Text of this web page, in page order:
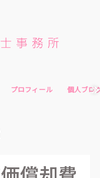
プロフィール 個人ブロ